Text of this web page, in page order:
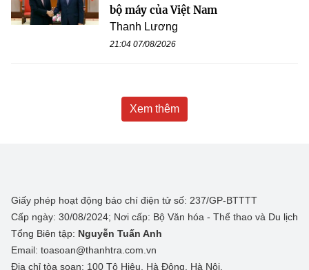
bộ máy của Việt Nam
Thanh Lương
21:04 07/08/2026
Xem thêm
Giấy phép hoạt động báo chí điện tử số: 237/GP-BTTTT
Cấp ngày: 30/08/2024; Nơi cấp: Bộ Văn hóa - Thể thao và Du lịch
Tổng Biên tập: Nguyễn Tuấn Anh
Email: toasoan@thanhtra.com.vn
Địa chỉ tòa soạn: 100 Tô Hiệu, Hà Đông, Hà Nội.